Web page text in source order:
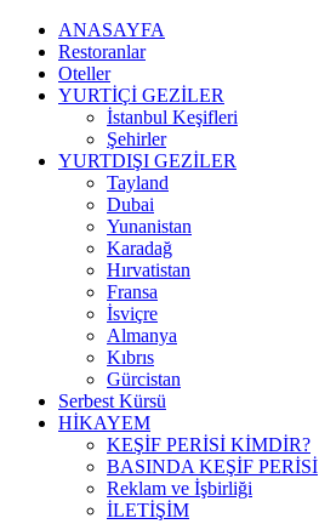
ANASAYFA
Restoranlar
Oteller
YURTİÇİ GEZİLER
İstanbul Keşifleri
Şehirler
YURTDIŞI GEZİLER
Tayland
Dubai
Yunanistan
Karadağ
Hırvatistan
Fransa
İsviçre
Almanya
Kıbrıs
Gürcistan
Serbest Kürsü
HİKAYEM
KEŞİF PERİSİ KİMDİR?
BASINDA KEŞİF PERİSİ
Reklam ve İşbirliği
İLETİŞİM